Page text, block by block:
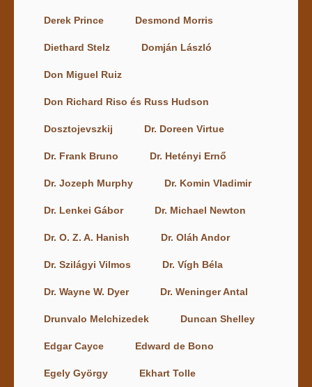
Derek Prince Desmond Morris
Diethard Stelz Domján László
Don Miguel Ruiz
Don Richard Riso és Russ Hudson
Dosztojevszkij Dr. Doreen Virtue
Dr. Frank Bruno Dr. Hetényi Ernő
Dr. Jozeph Murphy Dr. Komin Vladimir
Dr. Lenkei Gábor Dr. Michael Newton
Dr. O. Z. A. Hanish Dr. Oláh Andor
Dr. Szilágyi Vilmos Dr. Vígh Béla
Dr. Wayne W. Dyer Dr. Weninger Antal
Drunvalo Melchizedek Duncan Shelley
Edgar Cayce Edward de Bono
Egely György Ekhart Tolle